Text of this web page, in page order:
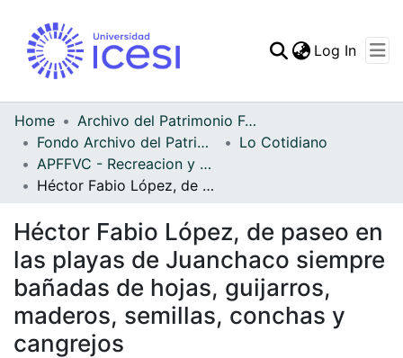
Statistics
Log In
Home
Archivo del Patrimonio Fotográfico y Fílmico del Valle del Cauca
Fondo Archivo del Patrimonio Fotográfico y Fílmico del Valle del Cauca
Lo Cotidiano
APFFVC - Recreacion y Paseo - Patrimonial
Héctor Fabio López, de paseo en las playas de Juanchaco siempre bañadas de hojas, guijarros, maderos, semillas, conchas y cangrejos
Héctor Fabio López, de paseo en
las playas de Juanchaco siempre
bañadas de hojas, guijarros,
maderos, semillas, conchas y
cangrejos